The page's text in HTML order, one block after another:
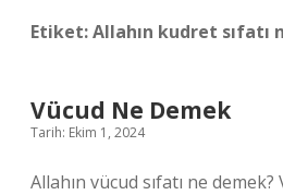
Etiket:Allahın kudret sıfatı
Vücud Ne Demek
Tarih: Ekim 1, 2024
Allahın vücud sıfatı ne demek?